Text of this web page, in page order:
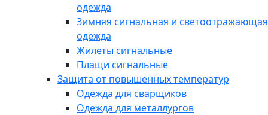
одежда
Зимняя сигнальная и светоотражающая
одежда
Жилеты сигнальные
Плащи сигнальные
Защита от повышенных температур
Одежда для сварщиков
Одежда для металлургов